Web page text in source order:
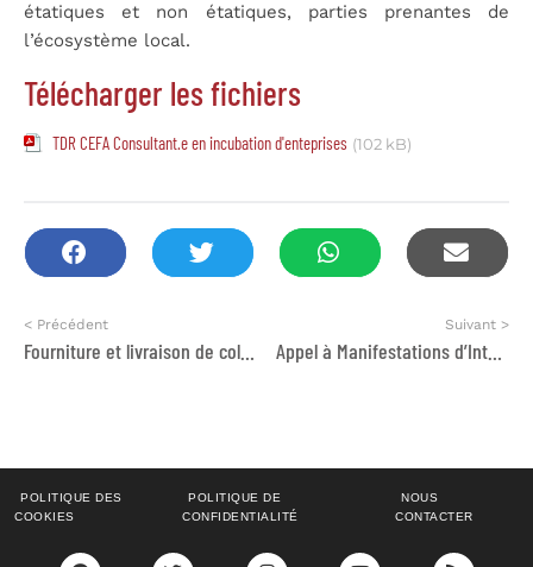
étatiques et non étatiques, parties prenantes de
l’écosystème local.
Télécharger les fichiers
TDR CEFA Consultant.e en incubation d'enteprises (102 kB)
< Précédent Suivant >
Appel à Manifestations d’Intérêt (AMI) pour les OSC & Appel à Candidature (AAC) pour les jeunes volontaires
POLITIQUE DES
COOKIES
POLITIQUE DE
CONFIDENTIALITÉ
NOUS
CONTACTER